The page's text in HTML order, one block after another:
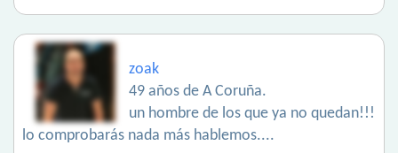
zoak
49 años de A Coruña.
un hombre de los que ya no quedan!!!
lo comprobarás nada más hablemos....